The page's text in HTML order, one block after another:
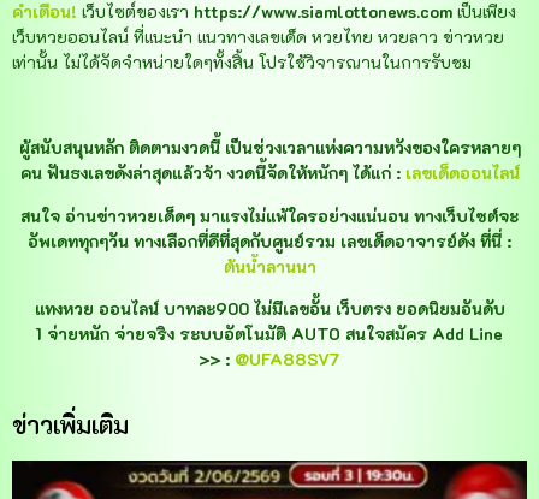
คำเตือน! เว็บไซต์ของเรา https://www.siamlottonews.com เป็นเพียง
เว็บหวยออนไลน์ ที่แนะนำ แนวทางเลขเด็ด หวยไทย หวยลาว ข่าวหวย
เท่านั้น ไม่ได้จัดจำหน่ายใดๆทั้งสิ้น โปรใช้วิจารณานในการรับชม
ผู้สนับสนุนหลัก ติดตามงวดนี้ เป็นช่วงเวลาแห่งความหวังของใครหลายๆ
คน ฟันธงเลขดังล่าสุดแล้วจ้า งวดนี้จัดให้หนักๆ ได้แก่ : เลขเด็ดออนไลน์
สนใจ อ่านข่าวหวยเด็ดๆ มาแรงไม่แพ้ใครอย่างแน่นอน ทางเว็บไซต์จะ
อัพเดททุกๆวัน ทางเลือกที่ดีที่สุดกับศูนย์รวม เลขเด็ดอาจารย์ดัง ที่นี่ :
ต้นน้ำลานนา
แทงหวย ออนไลน์ บาทละ900 ไม่มีเลขอั้น เว็บตรง ยอดนิยมอันดับ
1 จ่ายหนัก จ่ายจริง ระบบอัตโนมัติ AUTO สนใจสมัคร Add Line
>> : @UFA88SV7
ข่าวเพิ่มเติม